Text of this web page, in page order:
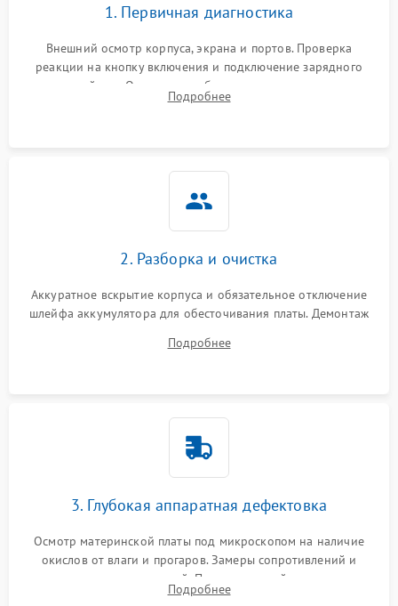
Перегрев из‑за пыли,
неисправности кулера
Выход из строя SSD или
HDD: медленная загрузка,
2000 ₽
Проблемы Wi‑Fi или
2500 ₽
1. Первичная диагностика
Внешний осмотр корпуса, экрана и портов. Проверка
реакции на кнопку включения и подключение зарядного
устройства. Оценка потребления тока с помощью
лабораторного блока питания для локализации проблемы.
Подробнее
2. Разборка и очистка
Аккуратное вскрытие корпуса и обязательное отключение
шлейфа аккумулятора для обесточивания платы. Демонтаж
высохшей термопасты с кристаллов чипов.
Подробнее
3. Глубокая аппаратная дефектовка
Осмотр материнской платы под микроскопом на наличие
окислов от влаги и прогаров. Замеры сопротивлений и
дежурных напряжений. Проверка цепей питания,
мультиконтроллера, процессора и видеочипа.
Подробнее